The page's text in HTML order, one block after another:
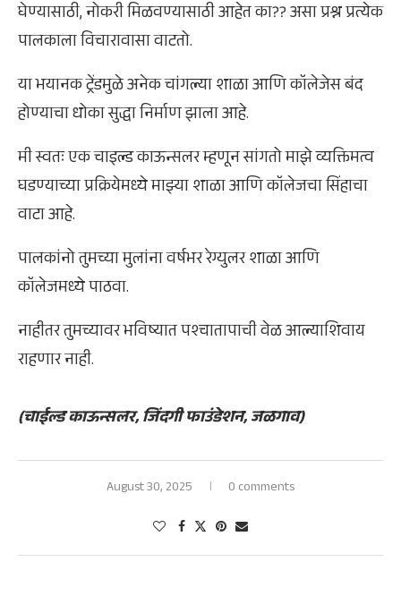
घेण्यासाठी, नोकरी मिळवण्यासाठी आहेत का?? असा प्रश्न प्रत्येक
पालकाला विचारावासा वाटतो.
या भयानक ट्रेंडमुळे अनेक चांगल्या शाळा आणि कॉलेजेस बंद
होण्याचा धोका सुद्धा निर्माण झाला आहे.
मी स्वतः एक चाइल्ड काऊन्सलर म्हणून सांगतो माझे व्यक्तिमत्व
घडण्याच्या प्रक्रियेमध्ये माझ्या शाळा आणि कॉलेजचा सिंहाचा
वाटा आहे.
पालकांनो तुमच्या मुलांना वर्षभर रेग्युलर शाळा आणि
कॉलेजमध्ये पाठवा.
नाहीतर तुमच्यावर भविष्यात पश्चातापाची वेळ आल्याशिवाय
राहणार नाही.
(चाईल्ड काऊन्सलर, जिंदगी फाउंडेशन, जळगाव)
August 30, 2025 0 comments